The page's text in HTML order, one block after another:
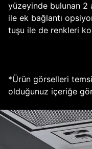
yüzeyinde bulunan 2
ile ek bağlantı
tuşu ile de renkleri
*Ürün görselleri
olduğunuz içeriğe